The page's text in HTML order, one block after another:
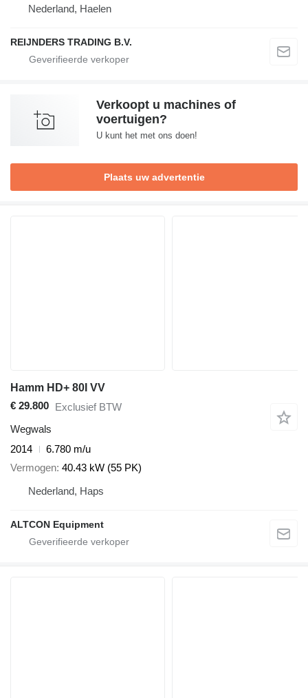
Nederland, Haelen
REIJNDERS TRADING B.V.
Verkoopt u machines of
voertuigen?
U kunt het met ons doen!
Plaats uw advertentie
Hamm HD+ 80I VV
€ 29.800 Exclusief BTW
Wegwals
2014
6.780 m/u
Vermogen 40.43 kW (55 PK)
Nederland, Haps
ALTCON Equipment